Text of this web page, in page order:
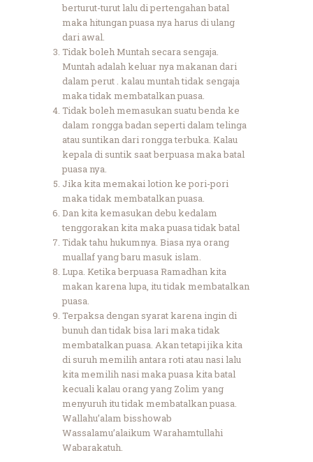
berturut-turut lalu di pertengahan batal
maka hitungan puasa nya harus di ulang
dari awal.
Tidak boleh Muntah secara sengaja.
Muntah adalah keluar nya makanan dari
dalam perut . kalau muntah tidak sengaja
maka tidak membatalkan puasa.
Tidak boleh memasukan suatu benda ke
dalam rongga badan seperti dalam telinga
atau suntikan dari rongga terbuka. Kalau
kepala di suntik saat berpuasa maka batal
puasa nya.
Jika kita memakai lotion ke pori-pori
maka tidak membatalkan puasa.
Dan kita kemasukan debu kedalam
tenggorakan kita maka puasa tidak batal
Tidak tahu hukumnya. Biasa nya orang
muallaf yang baru masuk islam.
Lupa. Ketika berpuasa Ramadhan kita
makan karena lupa, itu tidak membatalkan
puasa.
Terpaksa dengan syarat karena ingin di
bunuh dan tidak bisa lari maka tidak
membatalkan puasa. Akan tetapi jika kita
di suruh memilih antara roti atau nasi lalu
kita memilih nasi maka puasa kita batal
kecuali kalau orang yang Zolim yang
menyuruh itu tidak membatalkan puasa.
Wallahu’alam bisshowab
Wassalamu’alaikum Warahamtullahi
Wabarakatuh.